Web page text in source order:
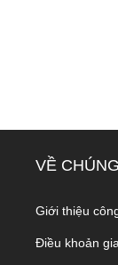
VỀ
Giới thiệu
Điều khoản